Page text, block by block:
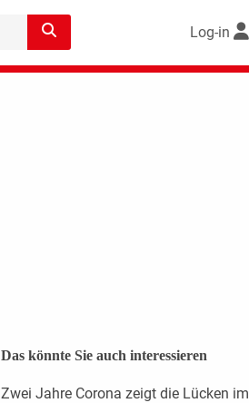
Log-in
Das könnte Sie auch interessieren
Zwei Jahre Corona zeigt die Lücken im